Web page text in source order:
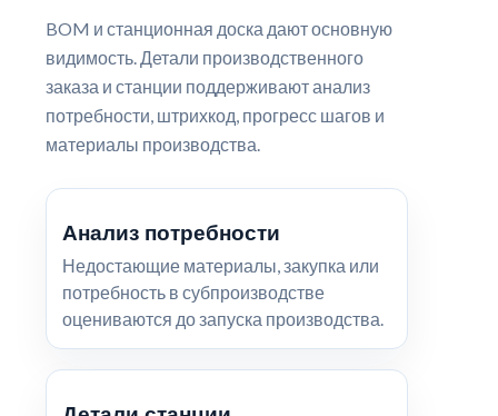
BOM и станционная доска дают основную
видимость. Детали производственного
заказа и станции поддерживают анализ
потребности, штрихкод, прогресс шагов и
материалы производства.
Анализ потребности
Недостающие материалы, закупка или
потребность в субпроизводстве
оцениваются до запуска производства.